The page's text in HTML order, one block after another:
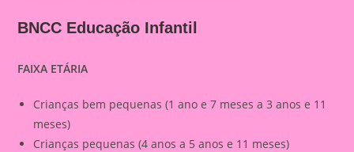
BNCC Educação Infantil
FAIXA ETÁRIA
Crianças bem pequenas (1 ano e 7 meses a 3 anos e 11
meses)
Crianças pequenas (4 anos a 5 anos e 11 meses)